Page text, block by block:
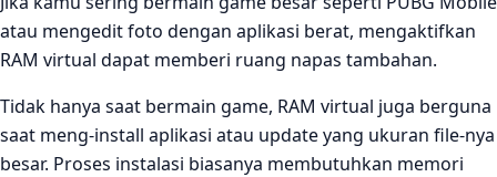
atau mengedit foto dengan aplikasi berat, mengaktifkan
RAM virtual dapat memberi ruang napas tambahan.
Tidak hanya saat bermain game, RAM virtual juga berguna
saat meng‑install aplikasi atau update yang ukuran file‑nya
besar. Proses instalasi biasanya membutuhkan memori